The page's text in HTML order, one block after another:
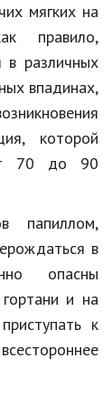
мягких на
правило,
в различных
впадинах,
которой
70 до 90
папиллом,
в
опасны
и на
к